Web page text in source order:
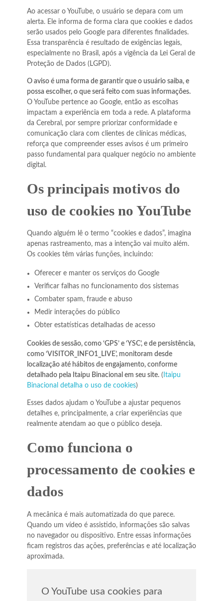
Ao acessar o YouTube, o usuário se depara com um
alerta. Ele informa de forma clara que cookies e dados
serão usados pelo Google para diferentes finalidades.
Essa transparência é resultado de exigências legais,
especialmente no Brasil, após a vigência da Lei Geral de
Proteção de Dados (LGPD).
O aviso é uma forma de garantir que o usuário saiba, e
possa escolher, o que será feito com suas informações.
O YouTube pertence ao Google, então as escolhas
impactam a experiência em toda a rede. A plataforma
da Cerebral, por sempre priorizar conformidade e
comunicação clara com clientes de clínicas médicas,
reforça que compreender esses avisos é um primeiro
passo fundamental para qualquer negócio no ambiente
digital.
Os principais motivos do
uso de cookies no YouTube
Quando alguém lê o termo “cookies e dados”, imagina
apenas rastreamento, mas a intenção vai muito além.
Os cookies têm várias funções, incluindo:
Oferecer e manter os serviços do Google
Verificar falhas no funcionamento dos sistemas
Combater spam, fraude e abuso
Medir interações do público
Obter estatísticas detalhadas de acesso
Cookies de sessão, como ‘GPS’ e ‘YSC’, e de persistência,
como ‘VISITOR_INFO1_LIVE’, monitoram desde
localização até hábitos de engajamento, conforme
detalhado pela Itaipu Binacional em seu site.( Itaipu
Binacional detalha o uso de cookies)
Esses dados ajudam o YouTube a ajustar pequenos
detalhes e, principalmente, a criar experiências que
realmente atendam ao que o público deseja.
Como funciona o
processamento de cookies e
dados
A mecânica é mais automatizada do que parece.
Quando um vídeo é assistido, informações são salvas
no navegador ou dispositivo. Entre essas informações
ficam registros das ações, preferências e até localização
aproximada.
O YouTube usa cookies para